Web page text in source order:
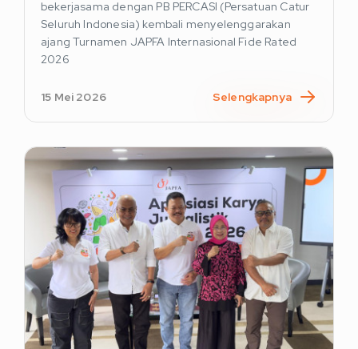
bekerjasama dengan PB PERCASI (Persatuan Catur
Seluruh Indonesia) kembali menyelenggarakan
ajang Turnamen JAPFA Internasional Fide Rated
2026
15 Mei 2026 Selengkapnya